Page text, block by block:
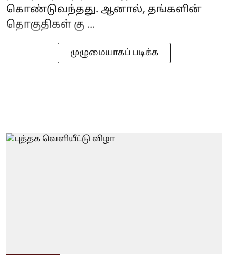
கொண்டுவந்தது. ஆனால், தங்களின்
தொகுதிகள் கு ...
முழுமையாகப் படிக்க